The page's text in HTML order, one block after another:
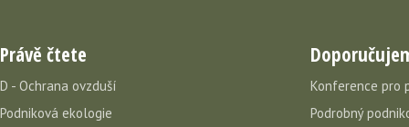
Právě čtete
D - Ochrana ovzduší
Podniková ekologie
Konference pro
Podrobný